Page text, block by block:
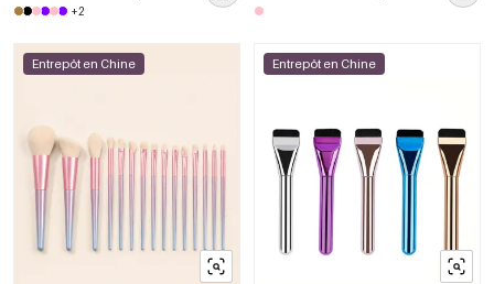
+2
Entrepôt en Chine Entrepôt en Chine